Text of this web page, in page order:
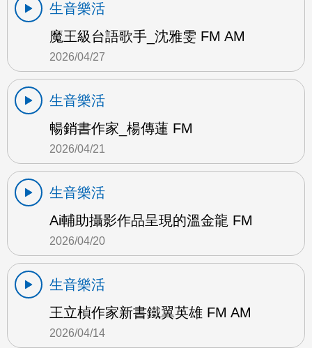
生音樂活
魔王級台語歌手_沈雅雯 FM AM
2026/04/27
生音樂活
暢銷書作家_楊傳蓮 FM
2026/04/21
生音樂活
Ai輔助攝影作品呈現的溫金龍 FM
2026/04/20
生音樂活
王立楨作家新書鐵翼英雄 FM AM
2026/04/14